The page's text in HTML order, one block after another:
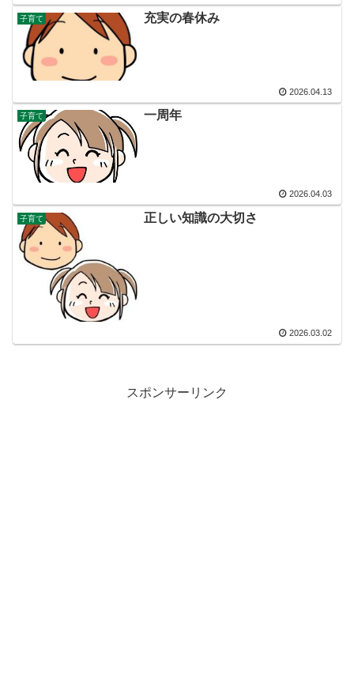
子育て 充実の春休み
2026.04.13
子育て 一周年
2026.04.03
子育て 正しい知識の大切さ
2026.03.02
スポンサーリンク